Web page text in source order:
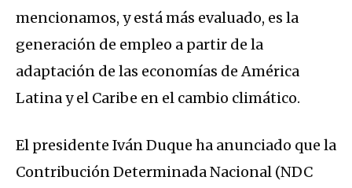
mencionamos, y está más evaluado, es la
generación de empleo a partir de la
adaptación de las economías de América
Latina y el Caribe en el cambio climático.
El presidente Iván Duque ha anunciado que la
Contribución Determinada Nacional (NDC